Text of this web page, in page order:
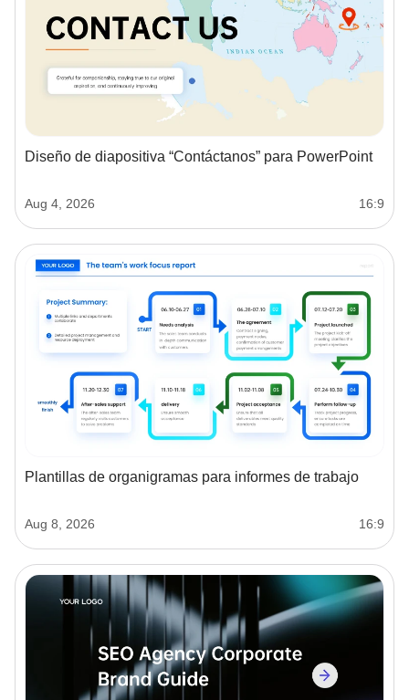
Diseño de diapositiva “Contáctanos” para PowerPoint
Aug 4, 2026 16:9
Plantillas de organigramas para informes de trabajo
Aug 8, 2026 16:9